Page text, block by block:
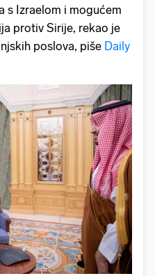
s Izraelom i mogućem
protiv Sirije, rekao je
poslova, piše Daily